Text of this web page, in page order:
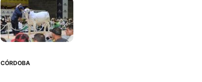
CÓRDOBA